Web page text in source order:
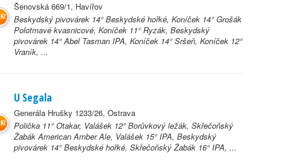
Šenovská 669/1, Havířov
Beskydský pivovárek 14° Beskydské hořké, Koníček 14° Grošák
Polotmavé kvasnicové, Koníček 11° Ryzák, Beskydský
pivovárek 14° Abel Tasman IPA, Koníček 14° Sršeň, Koníček 12°
Vraník, ...
U Segala
Generála Hrušky 1233/26, Ostrava
Polička 11° Otakar, Valášek 12° Borůvkový ležák, Skřečoňský
Žabák American Amber Ale, Valášek 15° IPA, Beskydský
pivovárek 14° Beskydské hořké, Skřečoňský Žabák 16° IPA, ...